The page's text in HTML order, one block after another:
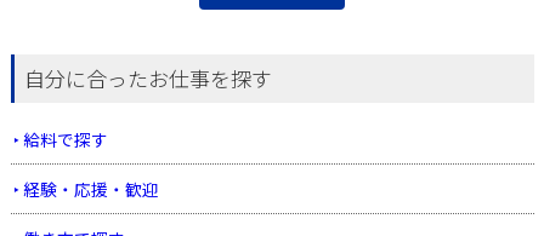
自分に合ったお仕事を探す
給料で探す
経験・応援・歓迎